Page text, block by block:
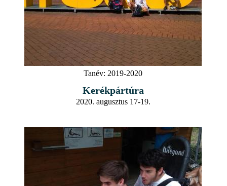
Tanév: 2019-2020
Kerékpártúra
2020. augusztus 17-19.